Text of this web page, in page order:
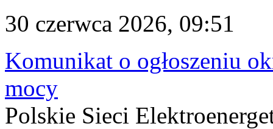
30 czerwca 2026, 09:51
Komunikat o ogłoszeniu
mocy
Polskie Sieci